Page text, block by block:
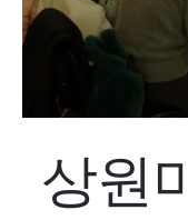
상원